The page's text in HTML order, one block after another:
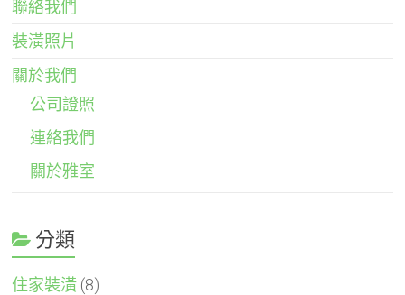
聯絡我們
裝潢照片
關於我們
公司證照
連絡我們
關於雅室
分類
住家裝潢 (8)